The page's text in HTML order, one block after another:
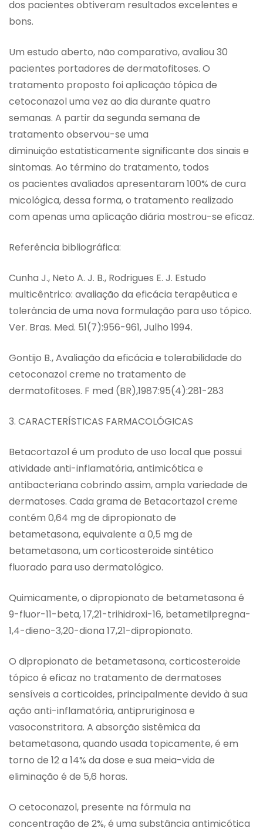
dos pacientes obtiveram resultados excelentes e
bons.
Um estudo aberto, não comparativo, avaliou 30
pacientes portadores de dermatofitoses. O
tratamento proposto foi aplicação tópica de
cetoconazol uma vez ao dia durante quatro
semanas. A partir da segunda semana de
tratamento observou-se uma
diminuição estatisticamente significante dos sinais e
sintomas. Ao término do tratamento, todos
os pacientes avaliados apresentaram 100% de cura
micológica, dessa forma, o tratamento realizado
com apenas uma aplicação diária mostrou-se eficaz.
Referência bibliográfica:
Cunha J., Neto A. J. B., Rodrigues E. J. Estudo
multicêntrico: avaliação da eficácia terapêutica e
tolerância de uma nova formulação para uso tópico.
Ver. Bras. Med. 51(7):956-961, Julho 1994.
Gontijo B., Avaliação da eficácia e tolerabilidade do
cetoconazol creme no tratamento de
dermatofitoses. F med (BR),1987:95(4):281-283
3. CARACTERÍSTICAS FARMACOLÓGICAS
Betacortazol é um produto de uso local que possui
atividade anti-inflamatória, antimicótica e
antibacteriana cobrindo assim, ampla variedade de
dermatoses. Cada grama de Betacortazol creme
contém 0,64 mg de dipropionato de
betametasona, equivalente a 0,5 mg de
betametasona, um corticosteroide sintético
fluorado para uso dermatológico.
Quimicamente, o dipropionato de betametasona é
9-fluor-11-beta, 17,21-trihidroxi-16, betametilpregna-
1,4-dieno-3,20-diona 17,21-dipropionato.
O dipropionato de betametasona, corticosteroide
tópico é eficaz no tratamento de dermatoses
sensíveis a corticoides, principalmente devido à sua
ação anti-inflamatória, antipruriginosa e
vasoconstritora. A absorção sistêmica da
betametasona, quando usada topicamente, é em
torno de 12 a 14% da dose e sua meia-vida de
eliminação é de 5,6 horas.
O cetoconazol, presente na fórmula na
concentração de 2%, é uma substância antimicótica